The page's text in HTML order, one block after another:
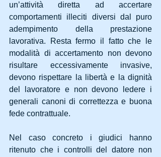
un’attività diretta ad accertare
comportamenti illeciti diversi dal puro
adempimento della prestazione
lavorativa. Resta fermo il fatto che le
modalità di accertamento non devono
risultare eccessivamente invasive,
devono rispettare la libertà e la dignità
del lavoratore e non devono ledere i
generali canoni di correttezza e buona
fede contrattuale.
Nel caso concreto i giudici hanno
ritenuto che i controlli del datore non